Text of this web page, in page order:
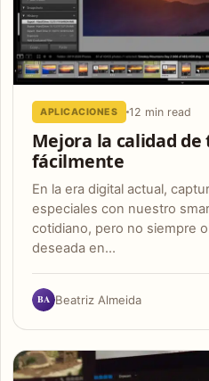
APLICACIONES 12 min read
Mejora la calidad
fácilmente
En la era digital actual,
especiales con nuestro
cotidiano, pero no siempre
deseada en…
BA Beatriz Almeida